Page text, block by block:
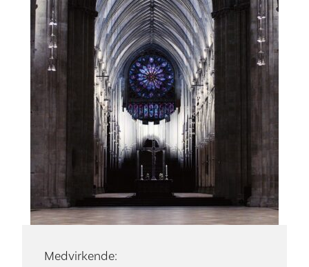
Medvirkende: